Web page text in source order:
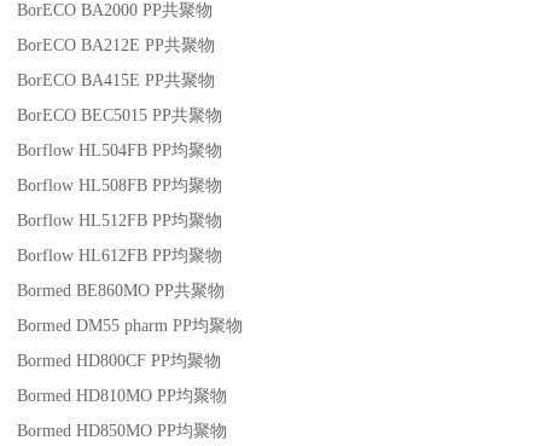
BorECO BA2000 PP共聚物
BorECO BA212E PP共聚物
BorECO BA415E PP共聚物
BorECO BEC5015 PP共聚物
Borflow HL504FB PP均聚物
Borflow HL508FB PP均聚物
Borflow HL512FB PP均聚物
Borflow HL612FB PP均聚物
Bormed BE860MO PP共聚物
Bormed DM55 pharm PP均聚物
Bormed HD800CF PP均聚物
Bormed HD810MO PP均聚物
Bormed HD850MO PP均聚物